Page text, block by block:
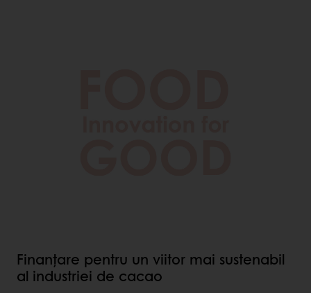
Finanțare pentru un viitor mai sustenabil
al industriei de cacao